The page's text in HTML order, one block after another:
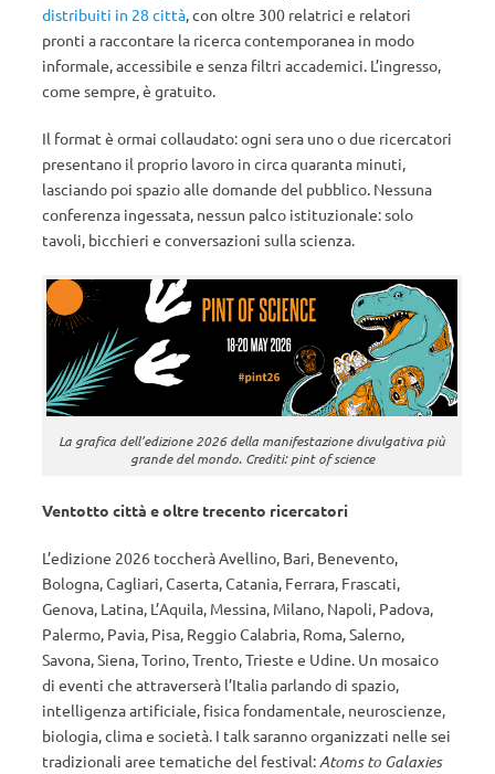
distribuiti in 28 città, con oltre 300 relatrici e relatori
pronti a raccontare la ricerca contemporanea in modo
informale, accessibile e senza filtri accademici. L’ingresso,
come sempre, è gratuito.
Il format è ormai collaudato: ogni sera uno o due ricercatori
presentano il proprio lavoro in circa quaranta minuti,
lasciando poi spazio alle domande del pubblico. Nessuna
conferenza ingessata, nessun palco istituzionale: solo
tavoli, bicchieri e conversazioni sulla scienza.
La grafica dell’edizione 2026 della manifestazione divulgativa più
grande del mondo. Crediti: pint of science
Ventotto città e oltre trecento ricercatori
L’edizione 2026 toccherà Avellino, Bari, Benevento,
Bologna, Cagliari, Caserta, Catania, Ferrara, Frascati,
Genova, Latina, L’Aquila, Messina, Milano, Napoli, Padova,
Palermo, Pavia, Pisa, Reggio Calabria, Roma, Salerno,
Savona, Siena, Torino, Trento, Trieste e Udine. Un mosaico
di eventi che attraverserà l’Italia parlando di spazio,
intelligenza artificiale, fisica fondamentale, neuroscienze,
biologia, clima e società. I talk saranno organizzati nelle sei
tradizionali aree tematiche del festival:Atoms to Galaxies